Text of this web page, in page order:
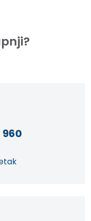
960